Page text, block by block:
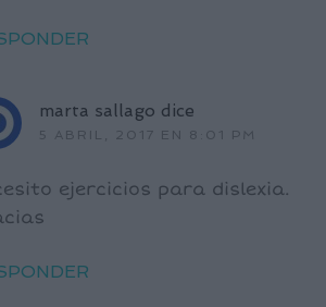
marta sallago dice
5 ABRIL, 2017 EN 8:01 PM
ejercicios para dislexia.